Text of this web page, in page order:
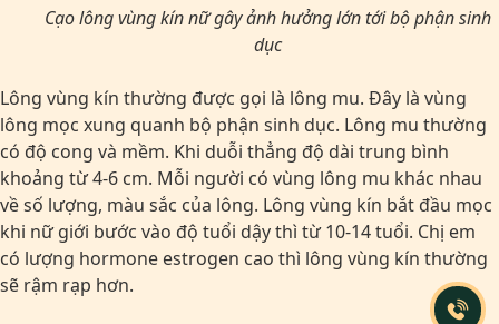
Cạo lông vùng kín nữ gây ảnh hưởng lớn tới bộ phận sinh
dục
Lông vùng kín thường được gọi là lông mu. Đây là vùng
lông mọc xung quanh bộ phận sinh dục. Lông mu thường
có độ cong và mềm. Khi duỗi thẳng độ dài trung bình
khoảng từ 4-6 cm. Mỗi người có vùng lông mu khác nhau
về số lượng, màu sắc của lông. Lông vùng kín bắt đầu mọc
khi nữ giới bước vào độ tuổi dậy thì từ 10-14 tuổi. Chị em
có lượng hormone estrogen cao thì lông vùng kín thường
sẽ rậm rạp hơn.